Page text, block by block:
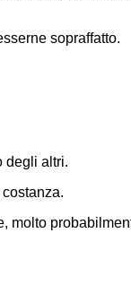
sopraffatto.
degli altri.